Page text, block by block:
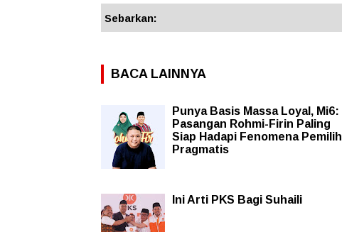
Sebarkan:
BACA LAINNYA
Punya Basis Massa Loyal, Mi6:
Pasangan Rohmi-Firin Paling
Siap Hadapi Fenomena Pemilih
Pragmatis
Ini Arti PKS Bagi Suhaili